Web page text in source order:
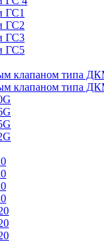
ГС1
ГС2
ГС3
ГС5
клапаном типа
клапаном типа